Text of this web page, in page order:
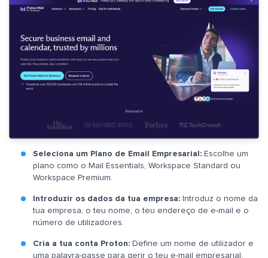
Seleciona um Plano de Email Empresarial: Escolhe um
plano como o Mail Essentials, Workspace Standard ou
Workspace Premium.
Introduzir os dados da tua empresa: Introduz o nome da
tua empresa, o teu nome, o teu endereço de e-mail e o
número de utilizadores.
Cria a tua conta Proton: Define um nome de utilizador e
uma palavra-passe para gerir o teu e-mail empresarial.